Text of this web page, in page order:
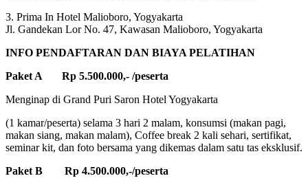
3. Prima In Hotel Malioboro, Yogyakarta
Jl. Gandekan Lor No. 47, Kawasan Malioboro, Yogyakarta
INFO PENDAFTARAN DAN BIAYA PELATIHAN
Paket A Rp 5.500.000,- /peserta
Menginap di Grand Puri Saron Hotel Yogyakarta
(1 kamar/peserta) selama 3 hari 2 malam, konsumsi (makan pagi,
makan siang, makan malam), Coffee break 2 kali sehari, sertifikat,
seminar kit, dan foto bersama yang dikemas dalam satu tas eksklusif.
Paket B Rp 4.500.000,-/peserta